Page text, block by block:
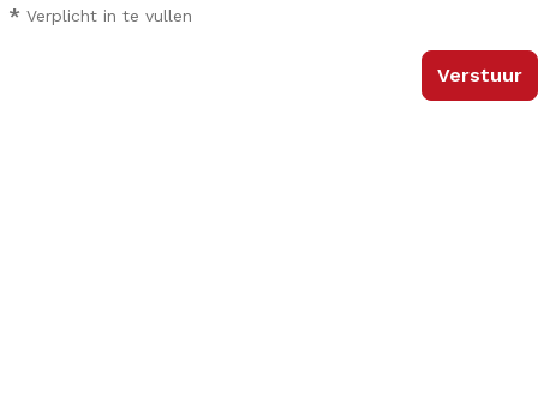
* Verplicht in te vullen
Verstuur